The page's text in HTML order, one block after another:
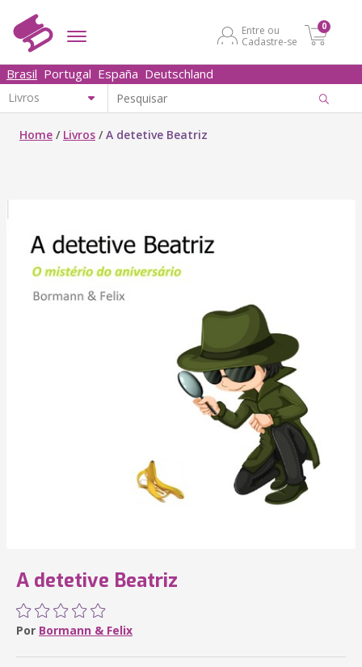
Entre ou
Cadastre-se
0
Brasil Portugal España Deutschland
Home / Livros /A detetive Beatriz
A detetive Beatriz
Por Bormann & Felix